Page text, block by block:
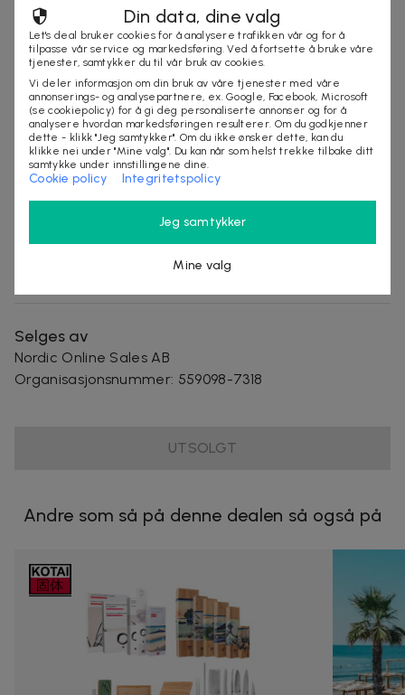
Effektiv 3-i-1 knivsliper for hjemmet Forny
kjøkkenknivene dine med denne smarte og effektive
3-i-1 knivsliperen. Den lar deg raskt og enkelt slipe alle
knivene dine hjemme, slik at de alltid er klare for
neste kulinariske eventyr. Med tre forskjellige
slipetrinn – fra grovsliping til polering – får hver kniv
en perfekt egg. Den ergonomiske designen gjør den
enkel å bruke og sikker å håndtere, mens den
kompakte størrelsen gjør at den enkelt kan
oppbevares i en skuff eller på en hylle.
Spesifikasjoner: - Materiale: PP, rustfritt stål, TPR,
keramikk - Mål: 21,5 x 5 x 6 cm - Vekt: 150 g (185 g med
Selges av
Nordic Online Sales AB
Organisasjonsnummer: 559098-7318
UTSOLGT
Andre som så på denne dealen så også på
Din data, dine valg
Let's deal bruker cookies for å analysere trafikken vår og for å
tilpasse vår service og markedsføring. Ved å fortsette å bruke våre
tjenester, samtykker du til vår bruk av cookies.
Vi deler informasjon om din bruk av våre tjenester med våre
annonserings- og analysepartnere, ex. Google, Facebook, Microsoft
(se cookiepolicy) for å gi deg personaliserte annonser og for å
analysere hvordan markedsføringen resulterer. Om du godkjenner
dette - klikk "Jeg samtykker". Om du ikke ønsker dette, kan du
klikke nei under "Mine valg". Du kan når som helst trekke tilbake ditt
samtykke under innstillingene dine.
Cookie policy Integritetspolicy
Jeg samtykker
Mine valg